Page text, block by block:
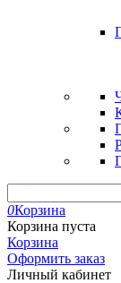
0Корзина
Корзина пуста
Корзина
Оформить заказ
Личный кабинет